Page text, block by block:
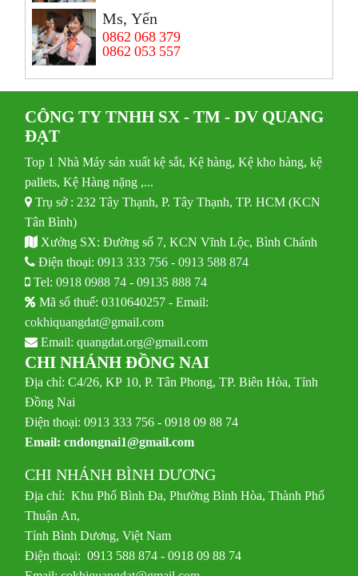
Ms, Yến
0862 068 379
0862 053 557
CÔNG TY TNHH SX - TM - DV QUANG
ĐẠT
Top 1 Nhà Máy sản xuất kệ sắt, Kệ hàng, Kệ kho hàng, kệ
pallets, Kệ Hàng nặng ,...
Trụ sở : 232 Tây Thạnh, P. Tây Thạnh, TP. HCM (KCN
Tân Bình)
Xưởng SX: Đường số 7, KCN Vĩnh Lộc, Bình Chánh
Điện thoại:0913 333 756 -0913 588 874
Tel:0918 0988 74 -09135 888 74
Mã số thuế: 0310640257 - Email:
cokhiquangdat@gmail.com
Email:quangdat.org@gmail.com
CHI NHÁNH ĐỒNG NAI
Địa chỉ: C4/26, KP 10, P. Tân Phong, TP. Biên Hòa, Tỉnh
Đồng Nai
Điện thoại: 0913 333 756 - 0918 09 88 74
Email:cndongnai1@gmail.com
CHI NHÁNH BÌNH DƯƠNG
Địa chỉ: Khu Phố Bình Đa, Phường Bình Hòa, Thành Phố
Thuận An,
Tỉnh Bình Dương, Việt Nam
Điện thoại: 0913 588 874 - 0918 09 88 74